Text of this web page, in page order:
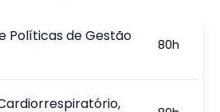
Políticas de Gestão
80h